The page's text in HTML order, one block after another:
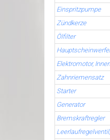
Einspritzpumpe
Zündkerze
Ölfilter
Elektromotor,
Zahnriemensatz
Starter
Generator
Bremskraftregler